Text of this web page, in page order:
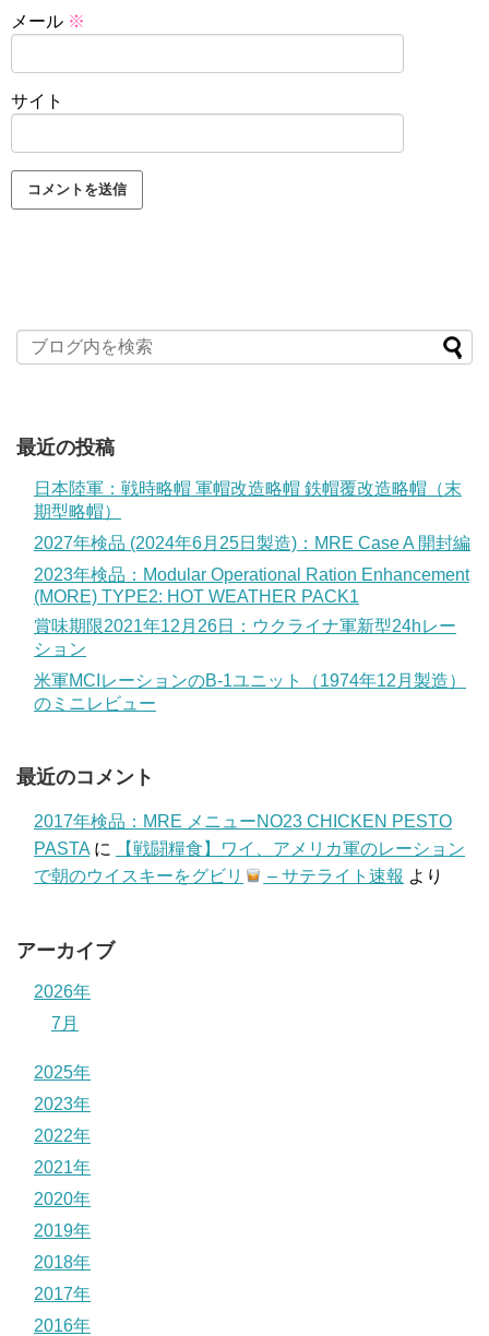
メール ※
サイト
最近の投稿
日本陸軍：戦時略帽 軍帽改造略帽 鉄帽覆改造略帽（末
期型略帽）
2027年検品 (2024年6月25日製造)：MRE Case A 開封編
2023年検品：Modular Operational Ration Enhancement
(MORE) TYPE2: HOT WEATHER PACK1
賞味期限2021年12月26日：ウクライナ軍新型24hレー
ション
米軍MCIレーションのB-1ユニット（1974年12月製造）
のミニレビュー
最近のコメント
2017年検品：MRE メニューNO23 CHICKEN PESTO
PASTA に
【戦闘糧食】ワイ、アメリカ軍のレーション
で朝のウイスキーをグビリ
– サテライト速報 より
アーカイブ
2026年
7月
2025年
2023年
2022年
2021年
2020年
2019年
2018年
2017年
2016年